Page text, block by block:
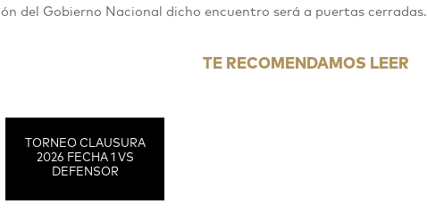
del Gobierno Nacional dicho encuentro será a puertas cerradas.
TE RECOMENDAMOS LEER
TORNEO CLAUSURA
2026 FECHA 1 VS
DEFENSOR